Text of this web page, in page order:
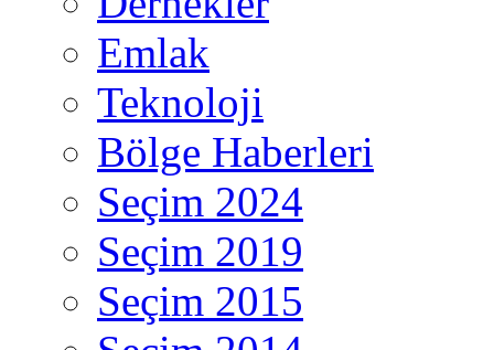
Emlak
Teknoloji
Bölge Haberleri
Seçim 2024
Seçim 2019
Seçim 2015